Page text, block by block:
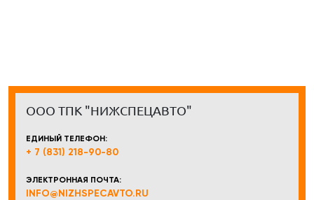
ООО ТПК "НИЖСПЕЦАВТО"
ЕДИНЫЙ ТЕЛЕФОН:
+ 7 (831) 218-90-80
ЭЛЕКТРОННАЯ ПОЧТА:
INFO@NIZHSPECAVTO.RU